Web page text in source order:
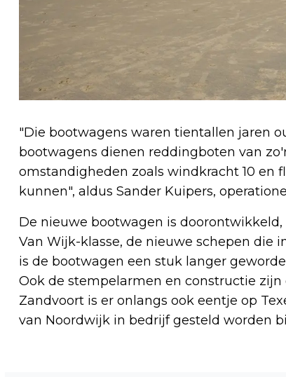
"Die bootwagens waren tientallen jaren
bootwagens dienen reddingboten van
omstandigheden zoals windkracht 10 en
kunnen", aldus Sander Kuipers,
De nieuwe bootwagen is
Van Wijk-klasse, de nieuwe schepen die
is de bootwagen een stuk langer
Ook de stempelarmen en constructie
Zandvoort is er onlangs ook eentje op
van Noordwijk in bedrijf gesteld worden